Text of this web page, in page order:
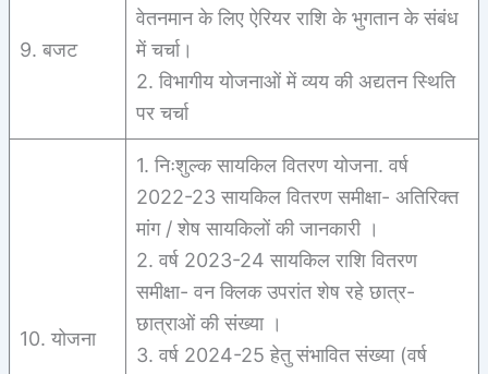
9. बजट
वेतनमान के लिए ऐरियर राशि के भुगतान के संबंध
में चर्चा।
2. विभागीय योजनाओं में व्यय की अद्यतन स्थिति
पर चर्चा
10. योजना
1. निःशुल्क सायकिल वितरण योजना. वर्ष
2022-23 सायकिल वितरण समीक्षा- अतिरिक्त
मांग / शेष सायकिलों की जानकारी ।
2. वर्ष 2023-24 सायकिल राशि वितरण
समीक्षा- वन क्लिक उपरांत शेष रहे छात्र-
छात्राओं की संख्या ।
3. वर्ष 2024-25 हेतु संभावित संख्या (वर्ष